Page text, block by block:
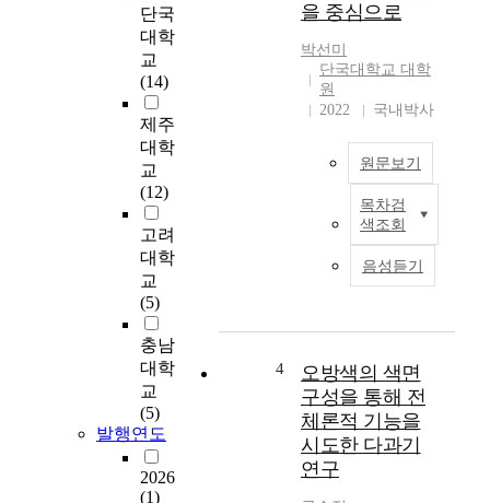
단국
대학
교
(14)
제주
대학
교
(12)
고려
대학
교
(5)
충남
대학
교
(5)
발행연도
2026
(1)
을 중심으로
박선미
단국대학교 대학
원
2022
국내박사
원문보기
목차검
색조회
음성듣기
4
오방색의 색면
구성을 통해 전
체론적 기능을
시도한 다과기
연구